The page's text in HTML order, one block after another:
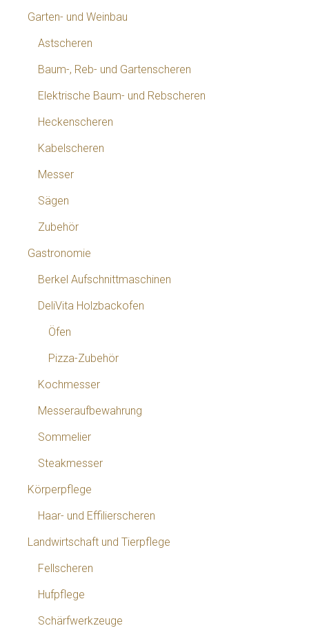
Garten- und Weinbau
Astscheren
Baum-, Reb- und Gartenscheren
Elektrische Baum- und Rebscheren
Heckenscheren
Kabelscheren
Messer
Sägen
Zubehör
Gastronomie
Berkel Aufschnittmaschinen
DeliVita Holzbackofen
Öfen
Pizza-Zubehör
Kochmesser
Messeraufbewahrung
Sommelier
Steakmesser
Körperpflege
Haar- und Effilierscheren
Landwirtschaft und Tierpflege
Fellscheren
Hufpflege
Schärfwerkzeuge